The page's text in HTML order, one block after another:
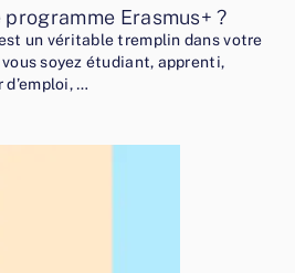
Erasmus+ ?
un véritable tremplin dans votre
soyez étudiant, apprenti,
…